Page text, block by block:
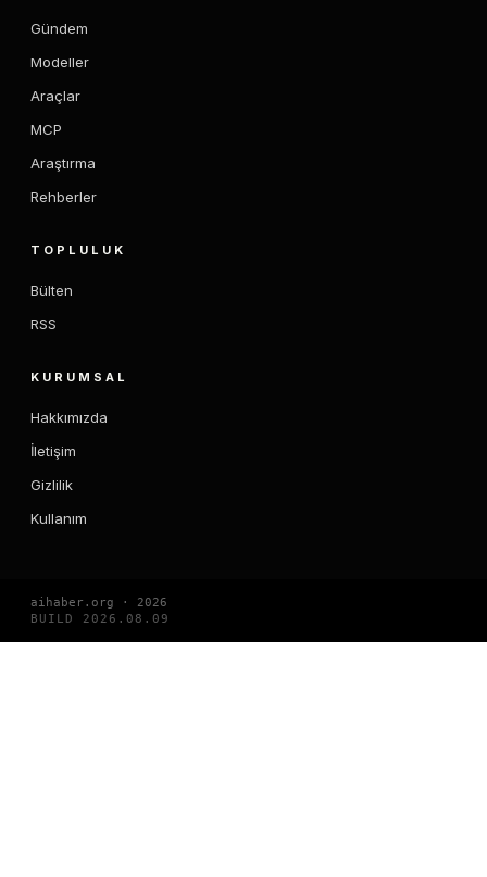
Gündem
Modeller
Araçlar
MCP
Araştırma
Rehberler
TOPLULUK
Bülten
RSS
KURUMSAL
Hakkımızda
İletişim
Gizlilik
Kullanım
aihaber.org · 2026
BUILD 2026.08.09